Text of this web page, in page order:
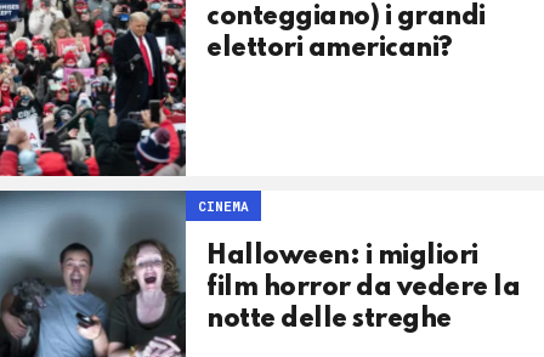
conteggiano) i grandi
elettori americani?
CINEMA
Halloween: i migliori
film horror da vedere la
notte delle streghe